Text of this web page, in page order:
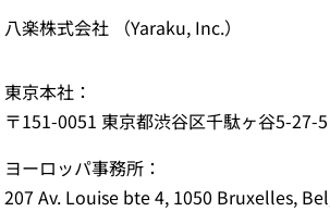
八楽株式会社 （Yaraku, Inc.）
東京本社：
〒151-0051 東京都渋谷区千駄ヶ谷5-27-
ヨーロッパ事務所：
207 Av. Louise bte 4, 1050 Bruxelles,